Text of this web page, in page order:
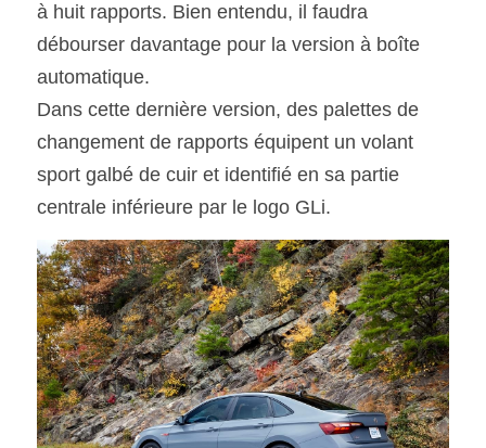
à huit rapports. Bien entendu, il faudra
débourser davantage pour la version à boîte
automatique.
Dans cette dernière version, des palettes de
changement de rapports équipent un volant
sport galbé de cuir et identifié en sa partie
centrale inférieure par le logo GLi.